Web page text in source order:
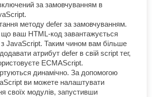
за замовчуванням в
методу defer за замовчуванням.
ваш HTML-код завантажується
JavaScript. Таким чином вам більше
атрибут defer в свій script тег,
ECMAScript.
динамічно. За допомогою
ви можете налаштувати
своїх модулів, запустивши